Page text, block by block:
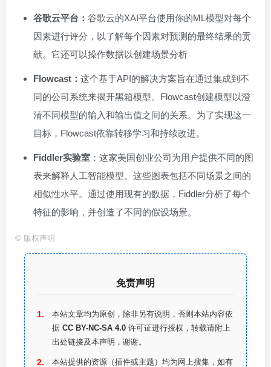
谷歌云平台： 谷歌云的XAI平台使用你的ML模型对每个
因素进行评分，以了解每个因素对预测的最终结果的贡
献。它还可以操作数据以创建场景分析
Flowcast： 这个基于API的解决方案旨在通过集成到不
同的公司系统来揭开黑箱模型。Flowcast创建模型以澄
清不同模型的输入和输出值之间的关系。为了实现这一
目标，Flowcast依靠转移学习和持续改进。
Fiddler实验室 ：这家美国创业公司为用户提供不同的图
表来解释人工智能模型。这些图表包括不同场景之间的
相似性水平。通过使用现有的数据，Fiddler分析了每个
特征的影响，并创造了不同的假设场景。
© 版权声明
免责声明
本站文章均为原创，除非另有说明，否则本站内容依
据 CC BY-NC-SA 4.0 许可证进行授权，转载请附上
出处链接及本声明，谢谢。
本站提供的资源（插件或主题）均为网上搜集，如有